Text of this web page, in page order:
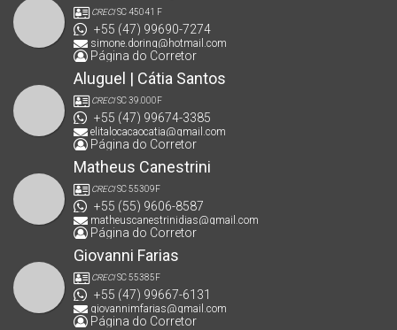
CRECISC 45041 F
+55 (47) 99690-7274
simone.doring@hotmail.com
Página do Corretor
Aluguel | Cátia Santos
CRECISC 39.000F
+55 (47) 99674-3385
elitalocacaocatia@gmail.com
Página do Corretor
Matheus Canestrini
CRECISC 55309F
+55 (55) 9606-8587
matheuscanestrinidias@gmail.com
Página do Corretor
Giovanni Farias
CRECISC 55385F
+55 (47) 99667-6131
giovannimfarias@gmail.com
Página do Corretor